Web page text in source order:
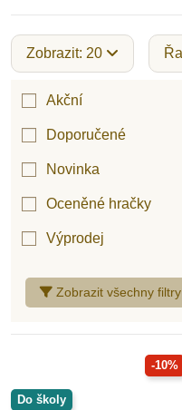
Zobrazit: 20
Zobrazit všechny filtry
Akční
Doporučené
Novinka
Oceněné hračky
Výprodej
-10%
Do školy